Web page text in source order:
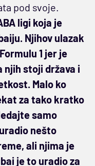
pod svoje.
ligi koja je
Njihov ulazak
1 jer je
njih stoji država i
Malo ko
za tako kratko
samo
nešto
ali njima je
je to uradio za